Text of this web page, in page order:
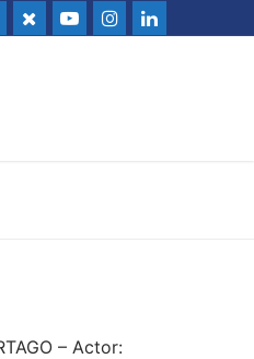
– Actor: